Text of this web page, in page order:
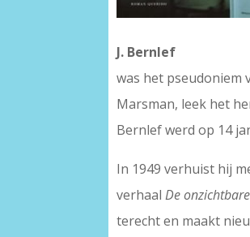
J. Bernlef
was het pseudoniem
Marsman, leek het
Bernlef werd op 14
In 1949 verhuist hij
verhaalDe
terecht en maakt